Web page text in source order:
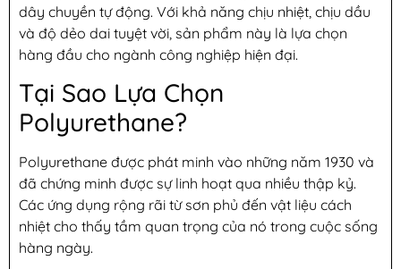
dây chuyền tự động. Với khả năng chịu nhiệt, chịu dầu
và độ dẻo dai tuyệt vời, sản phẩm này là lựa chọn
hàng đầu cho ngành công nghiệp hiện đại.
Tại Sao Lựa Chọn
Polyurethane?
Polyurethane được phát minh vào những năm 1930 và
đã chứng minh được sự linh hoạt qua nhiều thập kỷ.
Các ứng dụng rộng rãi từ sơn phủ đến vật liệu cách
nhiệt cho thấy tầm quan trọng của nó trong cuộc sống
hàng ngày.